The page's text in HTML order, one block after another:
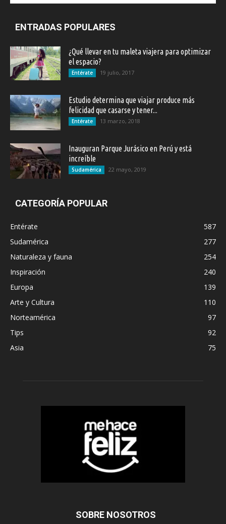
ENTRADAS POPULARES
¿Qué llevar en tu maleta viajera para optimizar
el espacio?
Entérate 19 julio, 2017
Estudio determina que viajar produce más
felicidad que casarse y tener...
Entérate 13 marzo, 2018
Inauguran Parque Jurásico en Perú y está
increíble
Sudamérica 22 mayo, 2019
CATEGORÍA POPULAR
Entérate
587
Sudamérica
277
Naturaleza y fauna
254
Inspiración
240
Europa
139
Arte y Cultura
110
Norteamérica
97
Tips
92
Asia
75
SOBRE NOSOTROS